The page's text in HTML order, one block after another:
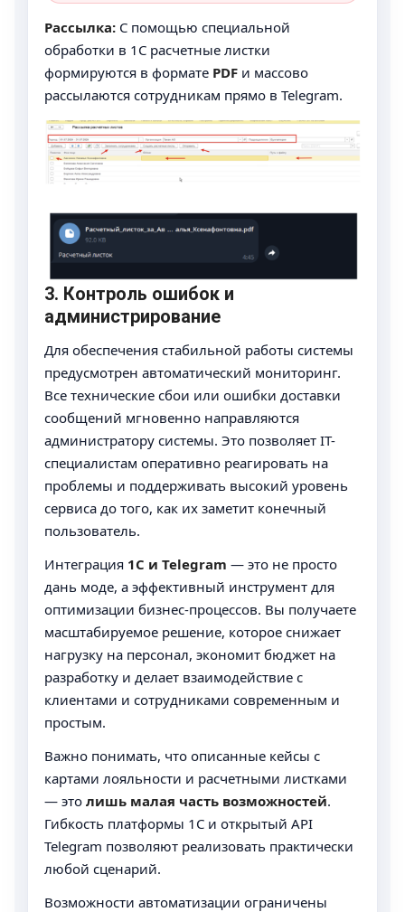
Рассылка: С помощью специальной
обработки в 1С расчетные листки
формируются в формате PDF и массово
рассылаются сотрудникам прямо в Telegram.
3. Контроль ошибок и
администрирование
Для обеспечения стабильной работы системы
предусмотрен автоматический мониторинг.
Все технические сбои или ошибки доставки
сообщений мгновенно направляются
администратору системы. Это позволяет IT-
специалистам оперативно реагировать на
проблемы и поддерживать высокий уровень
сервиса до того, как их заметит конечный
пользователь.
Интеграция 1С и Telegram — это не просто
дань моде, а эффективный инструмент для
оптимизации бизнес-процессов. Вы получаете
масштабируемое решение, которое снижает
нагрузку на персонал, экономит бюджет на
разработку и делает взаимодействие с
клиентами и сотрудниками современным и
простым.
Важно понимать, что описанные кейсы с
картами лояльности и расчетными листками
— это лишь малая часть возможностей.
Гибкость платформы 1С и открытый API
Telegram позволяют реализовать практически
любой сценарий.
Возможности автоматизации ограничены